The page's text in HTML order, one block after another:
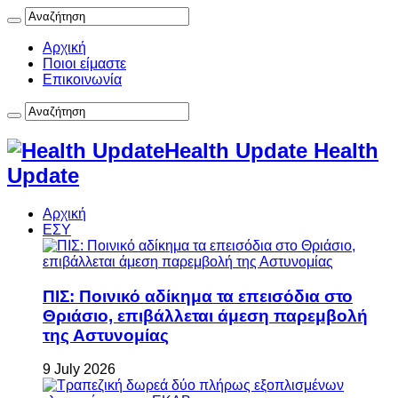
Αρχική
Ποιοι είμαστε
Επικοινωνία
Health Update Health
Update
Αρχική
ΕΣΥ
ΠΙΣ: Ποινικό αδίκημα τα επεισόδια στο
Θριάσιο, επιβάλλεται άμεση παρεμβολή
της Αστυνομίας
9 July 2026